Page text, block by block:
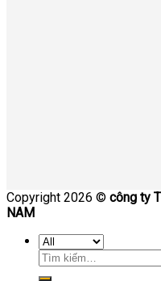
Copyright 2026 © công ty
NAM